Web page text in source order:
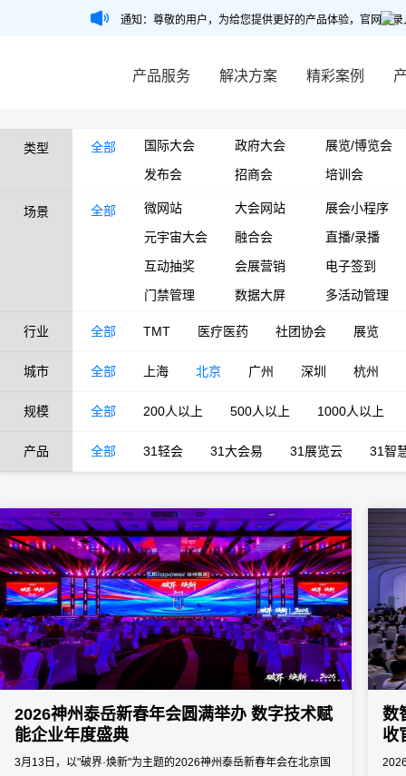
通知：尊敬的用户，为给您提供更好的产品体验，官网登
产品服务 解决方案 精彩案例
类型 全部 国际大会 政府大会
展览/博览会
发布会
招商会 培训会
场景 全部 微网站 大会网站
展会小程序
元宇宙大会
融合会
直播/录播
互动抽奖
会展营销
电子签到
门禁管理
数据大屏 多活动管理
行业 全部 TMT 医疗医药 社团协会 展览
城市 全部 上海 北京 广州 深圳 杭州
规模 全部 200人以上 500人以上 1000人以上
产品 全部 31轻会 31大会易 31展览云 31智
2026神州泰岳新春年会圆满举办 数字技术赋
能企业年度盛典
3月13日，以"破界·焕新"为主题的2026神州泰岳新春年会在北京国
数
收